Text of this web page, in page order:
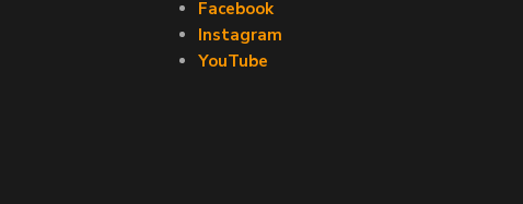
Facebook
Instagram
YouTube